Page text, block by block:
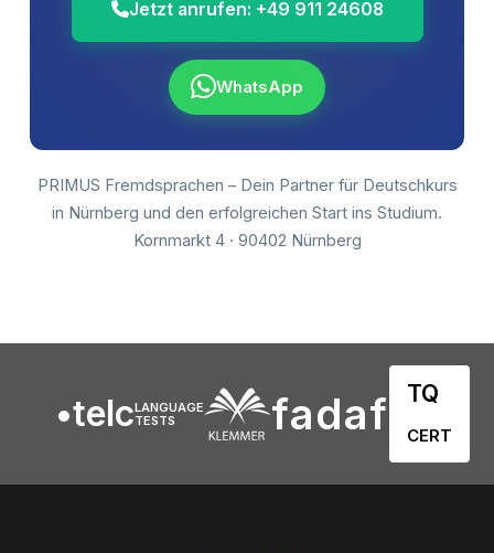
Jetzt anrufen: +49 911 24608
WhatsApp
PRIMUS Fremdsprachen – Dein Partner für Deutschkurs
in Nürnberg und den erfolgreichen Start ins Studium.
Kornmarkt 4 · 90402 Nürnberg
•telcLANGUAGE
TESTS
fadaf TQ
CERT